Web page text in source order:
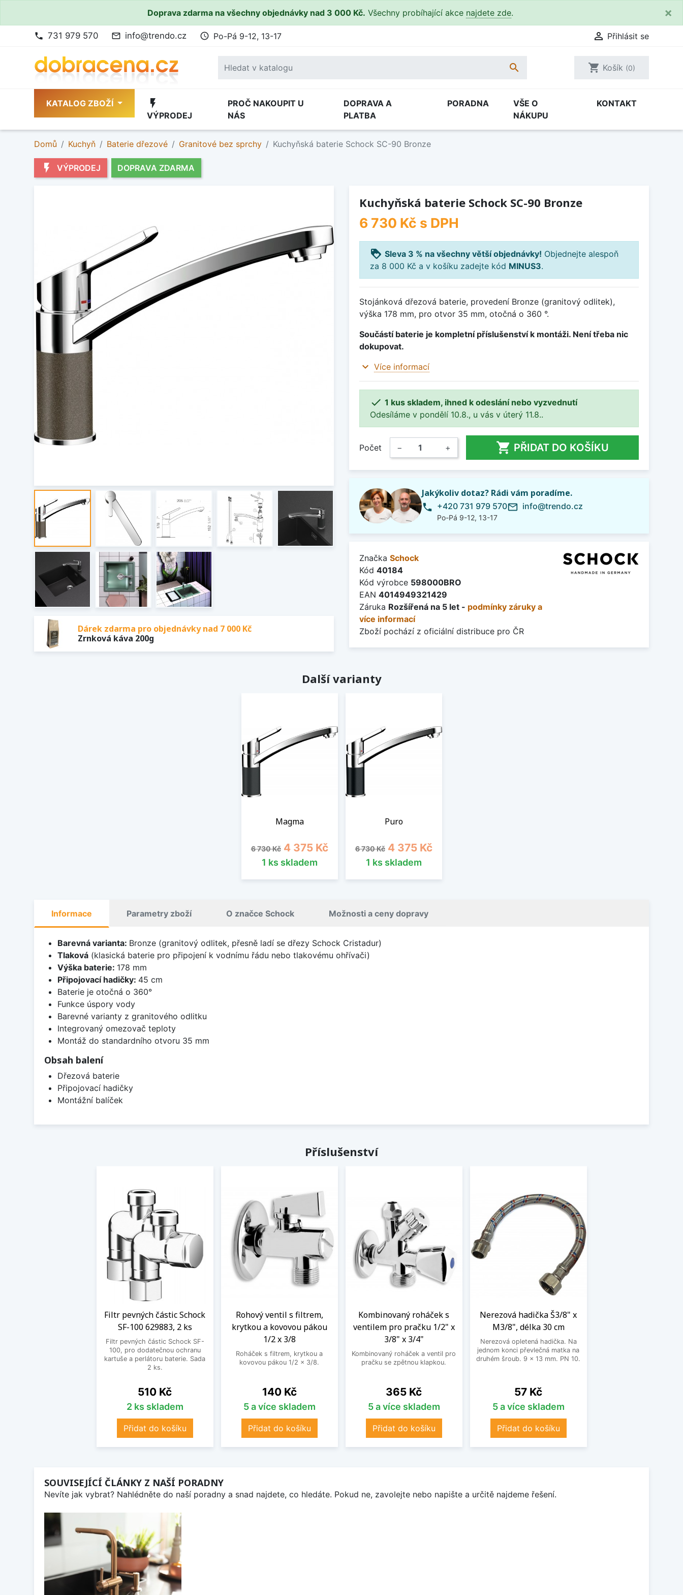
Doprava zdarma na všechny objednávky nad 3 000 Kč. Všechny probíhající akce najdete zde. ×
phone 731 979 570 mail_outline info@trendo.cz access_time Po-Pá 9-12, 13-17  Přihlásit se
 shopping_cart Košík (0)
KATALOG ZBOŽÍ flash_on
VÝPRODEJ
PROČ NAKOUPIT U
NÁS
DOPRAVA A
PLATBA
PORADNA
VŠE O
NÁKUPU
KONTAKT
Domů Kuchyň Baterie dřezové Granitové bez sprchy Kuchyňská baterie Schock SC-90 Bronze
flash_on VÝPRODEJ DOPRAVA ZDARMA
Dárek zdarma pro objednávky nad 7 000 Kč
Zrnková káva 200g
Kuchyňská baterie Schock SC-90 Bronze
6 730 Kč s DPH
loyalty Sleva 3 % na všechny větší objednávky! Objednejte alespoň
za 8 000 Kč a v košíku zadejte kód MINUS3.
Stojánková dřezová baterie, provedení Bronze (granitový odlitek),
výška 178 mm, pro otvor 35 mm, otočná o 360 °.
Součástí baterie je kompletní příslušenství k montáži. Není třeba nic
dokupovat.
expand_more Více informací
 1 kus skladem, ihned k odeslání nebo vyzvednutí
Odesíláme v pondělí 10.8., u vás v úterý 11.8..
Počet − +  PŘIDAT DO KOŠÍKU
Jakýkoliv dotaz? Rádi vám poradíme.
phone +420 731 979 570
Po-Pá 9-12, 13-17
mail_outline info@trendo.cz
Značka Schock
Kód 40184
Kód výrobce 598000BRO
EAN 4014949321429
Záruka Rozšířená na 5 let - podmínky záruky a
více informací
Zboží pochází z oficiální distribuce pro ČR
Další varianty
Magma
Běžná cena
6 730 Kč Cena
4 375 Kč
1 ks skladem
Puro
Běžná cena
6 730 Kč Cena
4 375 Kč
1 ks skladem
Informace Parametry zboží O značce Schock Možnosti a ceny dopravy
Barevná varianta: Bronze (granitový odlitek, přesně ladí se dřezy Schock Cristadur)
Tlaková(klasická baterie pro připojení k vodnímu řádu nebo tlakovému ohřívači)
Výška baterie: 178 mm
Připojovací hadičky: 45 cm
Baterie je otočná o 360°
Funkce úspory vody
Barevné varianty z granitového odlitku
Integrovaný omezovač teploty
Montáž do standardního otvoru 35 mm
Obsah balení
Dřezová baterie
Připojovací hadičky
Montážní balíček
Příslušenství
Filtr pevných částic Schock
SF-100 629883, 2 ks
Filtr pevných částic Schock SF-
100, pro dodatečnou ochranu
kartuše a perlátoru baterie. Sada
2 ks.
Cena
510 Kč
2 ks skladem
Přidat do košíku
Rohový ventil s filtrem,
krytkou a kovovou pákou
1/2 x 3/8
Roháček s filtrem, krytkou a
kovovou pákou 1/2 x 3/8.
Cena
140 Kč
5 a více skladem
Přidat do košíku
Kombinovaný roháček s
ventilem pro pračku 1/2" x
3/8" x 3/4"
Kombinovaný roháček a ventil pro
pračku se zpětnou klapkou.
Cena
365 Kč
5 a více skladem
Přidat do košíku
Nerezová hadička Š3/8" x
M3/8", délka 30 cm
Nerezová opletená hadička. Na
jednom konci převlečná matka na
druhém šroub. 9 x 13 mm. PN 10.
Cena
57 Kč
5 a více skladem
Přidat do košíku
SOUVISEJÍCÍ ČLÁNKY Z NAŠÍ PORADNY
Nevíte jak vybrat? Nahlédněte do naší poradny a snad najdete, co hledáte. Pokud ne, zavolejte nebo napište a určitě najdeme řešení.